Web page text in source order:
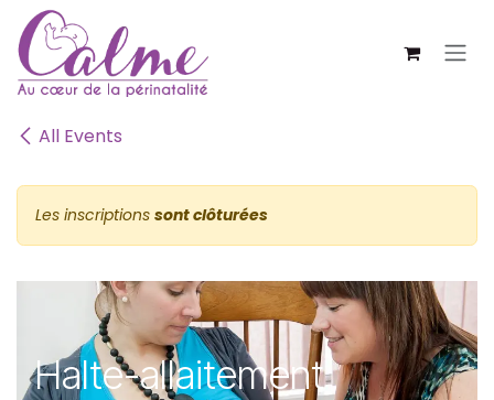
SE RENDRE AU CONTENU
All Events
Les inscriptions sont clôturées
Halte-allaitement